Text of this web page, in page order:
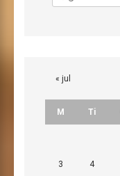
efter:
M Ti
3 4
« jul